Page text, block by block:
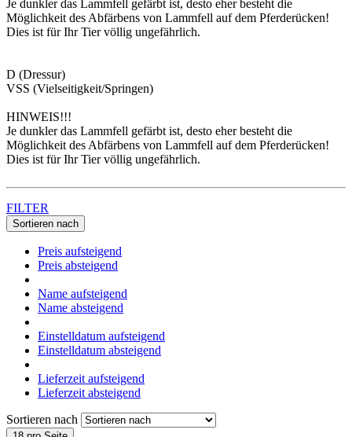
Je dunkler das Lammfell gefärbt ist, desto eher besteht die
Möglichkeit des Abfärbens von Lammfell auf dem Pferderücken!
Dies ist für Ihr Tier völlig ungefährlich.
D (Dressur)
VSS (Vielseitigkeit/Springen)
HINWEIS!!!
Je dunkler das Lammfell gefärbt ist, desto eher besteht die
Möglichkeit des Abfärbens von Lammfell auf dem Pferderücken!
Dies ist für Ihr Tier völlig ungefährlich.
FILTER
Sortieren nach
Preis aufsteigend
Preis absteigend
Name aufsteigend
Name absteigend
Einstelldatum aufsteigend
Einstelldatum absteigend
Lieferzeit aufsteigend
Lieferzeit absteigend
Sortieren nach